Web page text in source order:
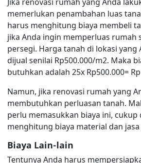
memerlukan penambahan luas
harus menghitung biaya membeli
jika Anda ingin memperluas rumah
persegi. Harga tanah di lokasi yang
dijual senilai Rp500.000/m2. Maka
butuhkan adalah 25x Rp500.000=
Namun, jika renovasi rumah yang
membutuhkan perluasan tanah.
perlu memasukkan biaya ini, cukup
menghitung biaya material dan
Biaya Lain-lain
Tentunya Anda harus